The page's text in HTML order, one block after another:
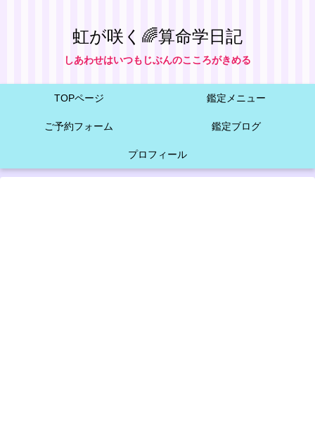
虹が咲く🌈算命学日記
しあわせはいつもじぶんのこころがきめる
TOPページ 鑑定メニュー
ご予約フォーム 鑑定ブログ
プロフィール